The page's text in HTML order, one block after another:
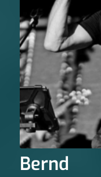
Bernd